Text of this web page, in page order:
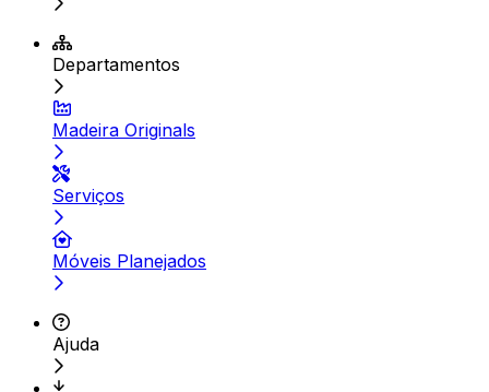
Departamentos
Madeira Originals
Serviços
Móveis Planejados
Ajuda